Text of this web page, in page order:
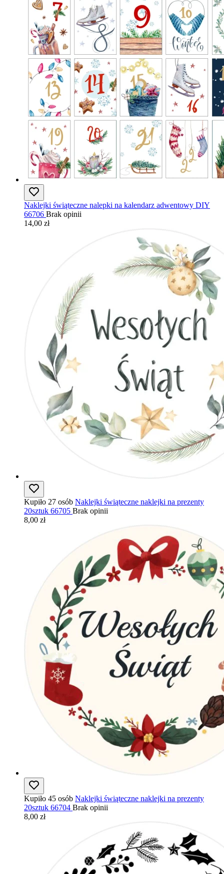
Naklejki świąteczne nalepki na kalendarz adwentowy DIY
66706 Brak opinii
14,00 zł
Kupiło 27 osób Naklejki świąteczne naklejki na prezenty
20sztuk 66705 Brak opinii
8,00 zł
Kupiło 45 osób Naklejki świąteczne naklejki na prezenty
20sztuk 66704 Brak opinii
8,00 zł